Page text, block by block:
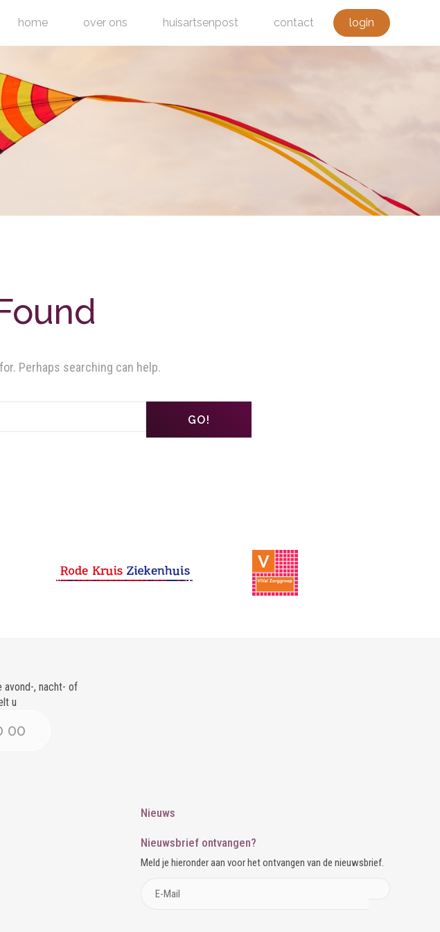
home over ons huisartsenpost contact login
Perhaps searching can help.
GO!
avond-, nacht- of
u
00
Nieuws
Nieuwsbrief ontvangen?
Meld je hieronder aan voor het ontvangen van de nieuwsbrief.